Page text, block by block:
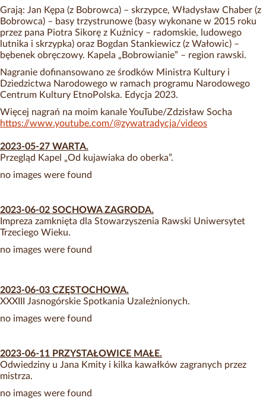
Grają: Jan Kępa (z Bobrowca) – skrzypce, Władysław Chaber (z
Bobrowca) – basy trzystrunowe (basy wykonane w 2015 roku
przez pana Piotra Sikorę z Kuźnicy – radomskie, ludowego
lutnika i skrzypka) oraz Bogdan Stankiewicz (z Wałowic) –
bębenek obręczowy. Kapela „Bobrowianie” – region rawski.
Nagranie dofinansowano ze środków Ministra Kultury i
Dziedzictwa Narodowego w ramach programu Narodowego
Centrum Kultury EtnoPolska. Edycja 2023.
Więcej nagrań na moim kanale YouTube/Zdzisław Socha
https://www.youtube.com/@zywatradycja/videos
2023-05-27 WARTA.
Przegląd Kapel „Od kujawiaka do oberka”.
no images were found
2023-06-02 SOCHOWA ZAGRODA.
Impreza zamknięta dla Stowarzyszenia Rawski Uniwersytet
Trzeciego Wieku.
no images were found
2023-06-03 CZĘSTOCHOWA.
XXXIII Jasnogórskie Spotkania Uzależnionych.
no images were found
2023-06-11 PRZYSTAŁOWICE MAŁE.
Odwiedziny u Jana Kmity i kilka kawałków zagranych przez
mistrza.
no images were found